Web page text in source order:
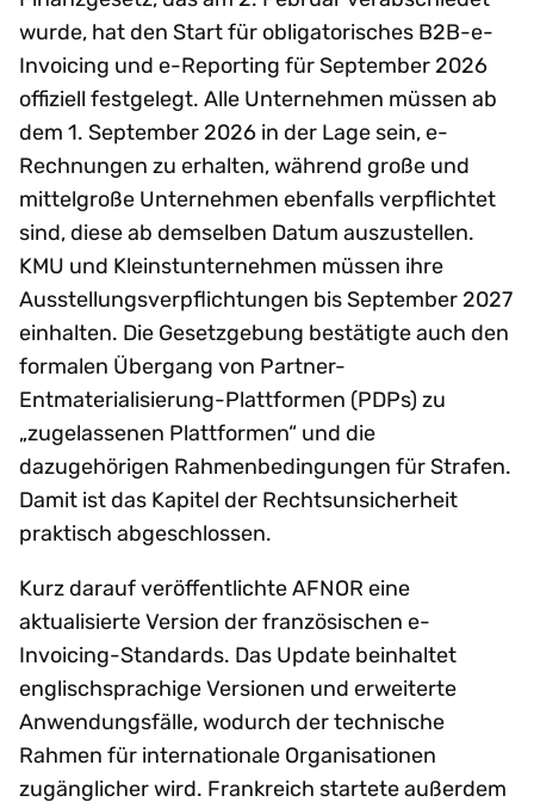
wurde, hat den Start für obligatorisches B2B-e-
Invoicing und e-Reporting für September 2026
offiziell festgelegt. Alle Unternehmen müssen ab
dem 1. September 2026 in der Lage sein, e-
Rechnungen zu erhalten, während große und
mittelgroße Unternehmen ebenfalls verpflichtet
sind, diese ab demselben Datum auszustellen.
KMU und Kleinstunternehmen müssen ihre
Ausstellungsverpflichtungen bis September 2027
einhalten. Die Gesetzgebung bestätigte auch den
formalen Übergang von Partner-
Entmaterialisierung-Plattformen (PDPs) zu
„zugelassenen Plattformen“ und die
dazugehörigen Rahmenbedingungen für Strafen.
Damit ist das Kapitel der Rechtsunsicherheit
praktisch abgeschlossen.
Kurz darauf veröffentlichte AFNOR eine
aktualisierte Version der französischen e-
Invoicing-Standards. Das Update beinhaltet
englischsprachige Versionen und erweiterte
Anwendungsfälle, wodurch der technische
Rahmen für internationale Organisationen
zugänglicher wird. Frankreich startete außerdem